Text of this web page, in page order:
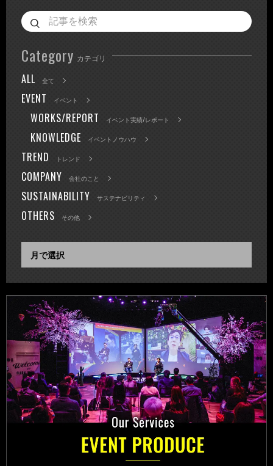
Category カテゴリ
ALL 全て
EVENT イベント
WORKS/REPORT イベント実績/レポート
KNOWLEDGE イベントノウハウ
TREND トレンド
COMPANY 会社のこと
SUSTAINABILITY サステナビリティ
OTHERS その他